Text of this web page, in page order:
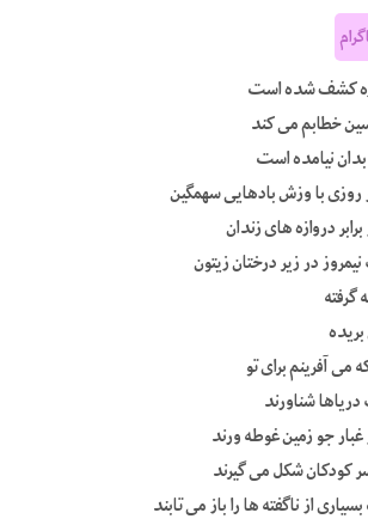
کشف شده است
خطابم می کند
نیامده است
روزی با وزش بادهایی سهمگین
دروازه های زندان
در زیر درختان زیتون
آفرینم برای تو
شناورند
جو زمین غوطه ورند
کودکان شکل می گیرند
از ناگفته ها را باز می تابند